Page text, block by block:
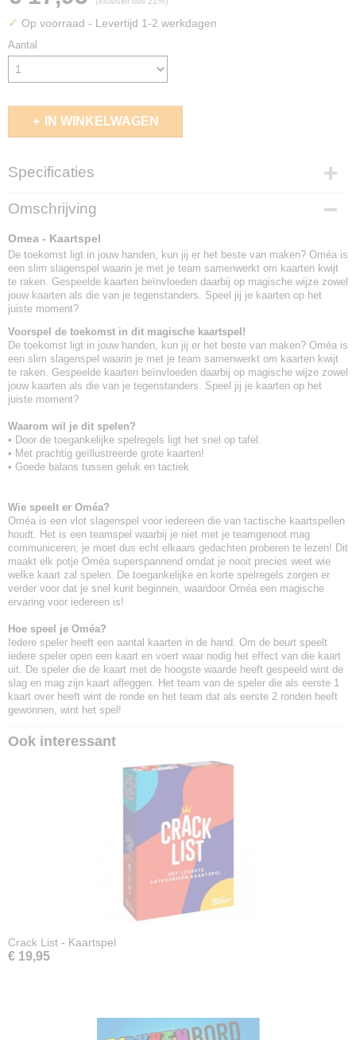
✓ Op voorraad - Levertijd 1-2 werkdagen
Aantal
IN WINKELWAGEN
Specificaties
EAN code
8721184284209
Omschrijving
Omea - Kaartspel
De toekomst ligt in jouw handen, kun jij er het beste van maken? Oméa is
een slim slagenspel waarin je met je team samenwerkt om kaarten kwijt
te raken. Gespeelde kaarten beïnvloeden daarbij op magische wijze zowel
jouw kaarten als die van je tegenstanders. Speel jij je kaarten op het
juiste moment?
Voorspel de toekomst in dit magische kaartspel!
De toekomst ligt in jouw handen, kun jij er het beste van maken? Oméa is
een slim slagenspel waarin je met je team samenwerkt om kaarten kwijt
te raken. Gespeelde kaarten beïnvloeden daarbij op magische wijze zowel
jouw kaarten als die van je tegenstanders. Speel jij je kaarten op het
juiste moment?
Waarom wil je dit spelen?
• Door de toegankelijke spelregels ligt het snel op tafel.
• Met prachtig geïllustreerde grote kaarten!
• Goede balans tussen geluk en tactiek
Wie speelt er Oméa?
Oméa is een vlot slagenspel voor iedereen die van tactische kaartspellen
houdt. Het is een teamspel waarbij je niet met je teamgenoot mag
communiceren; je moet dus echt elkaars gedachten proberen te lezen! Dit
maakt elk potje Oméa superspannend omdat je nooit precies weet wie
welke kaart zal spelen. De toegankelijke en korte spelregels zorgen er
verder voor dat je snel kunt beginnen, waardoor Oméa een magische
ervaring voor iedereen is!
Hoe speel je Oméa?
Iedere speler heeft een aantal kaarten in de hand. Om de beurt speelt
iedere speler open een kaart en voert waar nodig het effect van die kaart
uit. De speler die de kaart met de hoogste waarde heeft gespeeld wint de
slag en mag zijn kaart afleggen. Het team van de speler die als eerste 1
kaart over heeft wint de ronde en het team dat als eerste 2 ronden heeft
gewonnen, wint het spel!
Ook interessant
Crack List - Kaartspel
€ 19,95